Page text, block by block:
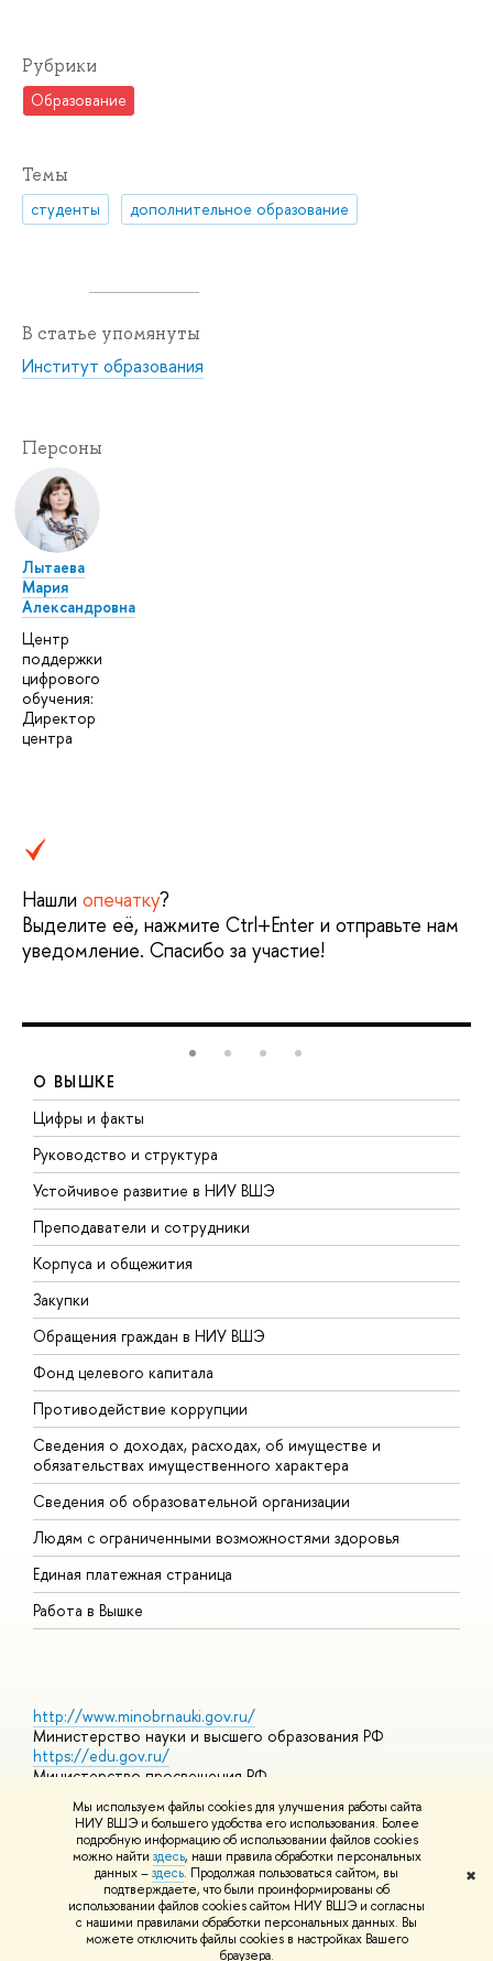
Мы используем файлы cookies для улучшения работы сайта
НИУ ВШЭ и большего удобства его использования. Более
подробную информацию об использовании файлов cookies
можно найти здесь, наши правила обработки персональных
данных –здесь. Продолжая пользоваться сайтом, вы
подтверждаете, что были проинформированы об
использовании файлов cookies сайтом НИУ ВШЭ и согласны
с нашими правилами обработки персональных данных. Вы
можете отключить файлы cookies в настройках Вашего
браузера.
✖
Рубрики
Образование
Темы
студенты дополнительное образование
В статье упомянуты
Институт образования
Персоны
Лытаева
Мария
Александровна
Центр
поддержки
цифрового
обучения:
Директор
центра
Нашли опечатку?
Выделите её, нажмите Ctrl+Enter и отправьте нам
уведомление. Спасибо за участие!
О ВЫШКЕ
Цифры и факты
Руководство и структура
Устойчивое развитие в НИУ ВШЭ
Преподаватели и сотрудники
Корпуса и общежития
Закупки
Обращения граждан в НИУ ВШЭ
Фонд целевого капитала
Противодействие коррупции
Сведения о доходах, расходах, об имуществе и
обязательствах имущественного характера
Сведения об образовательной организации
Людям с ограниченными возможностями здоровья
Единая платежная страница
Работа в Вышке
http://www.minobrnauki.gov.ru/
Министерство науки и высшего образования РФ
https://edu.gov.ru/
Министерство просвещения РФ
Массовые открытые онлайн-курсы
© НИУ ВШЭ 1993–2026 Адреса и контактыУсловия
использования материалов Политика конфиденциальности
Шрифты HSE Sans и HSE Slab разработаны вШколе дизайна НИУ